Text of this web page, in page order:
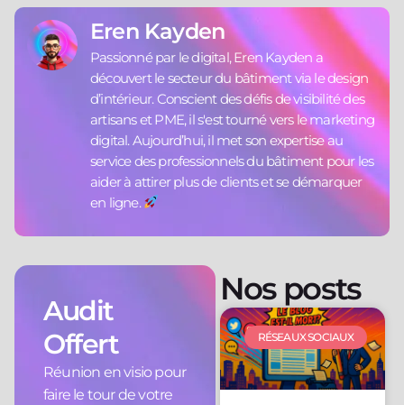
Eren Kayden
Passionné par le digital, Eren Kayden a
découvert le secteur du bâtiment via le design
d’intérieur. Conscient des défis de visibilité des
artisans et PME, il s'est tourné vers le marketing
digital. Aujourd’hui, il met son expertise au
service des professionnels du bâtiment pour les
aider à attirer plus de clients et se démarquer
en ligne.
Audit
Offert
Réunion en visio pour
faire le tour de votre
Nos posts
RÉSEAUX SOCIAUX